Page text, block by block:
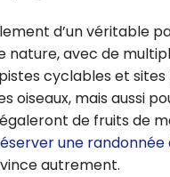
d’un véritable
nature, avec de
cyclables et sites
oiseaux, mais aussi
de fruits de
une randonnée
autrement.